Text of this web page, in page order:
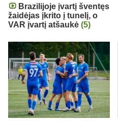
Brazilijoje įvartį šventęs
žaidėjas įkrito į tunelį, o
VAR įvartį atšaukė (5)